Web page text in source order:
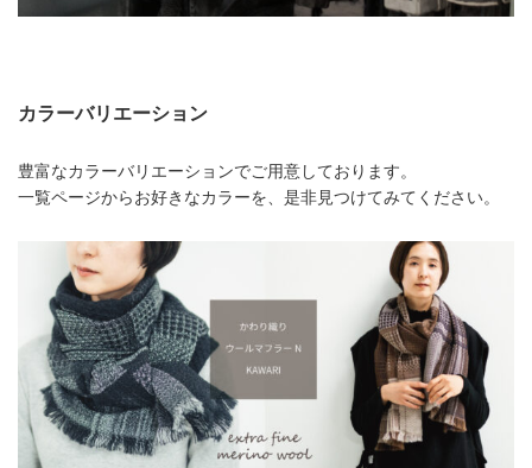
カラーバリエーション
豊富なカラーバリエーションでご用意しております。
一覧ページからお好きなカラーを、是非見つけてみてください。